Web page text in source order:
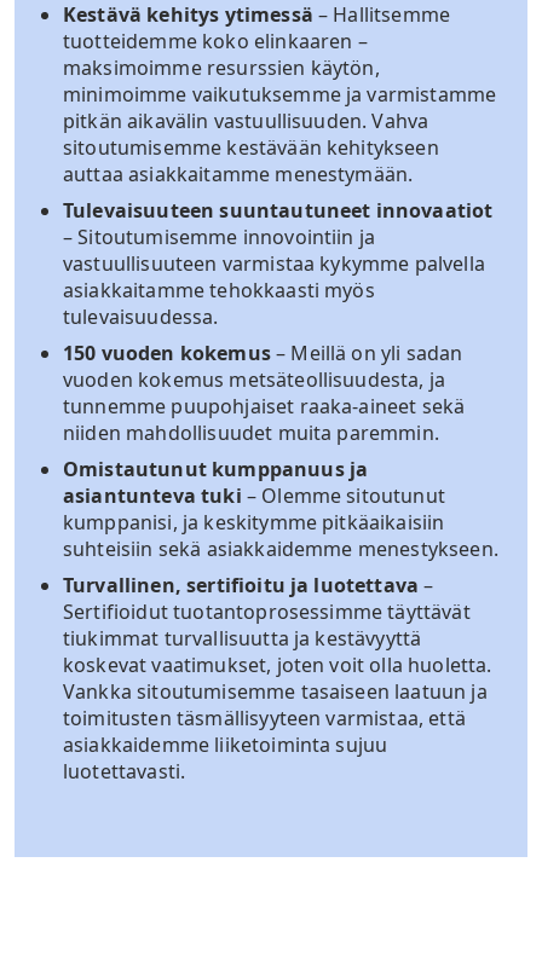
Kestävä kehitys ytimessä – Hallitsemme
tuotteidemme koko elinkaaren –
maksimoimme resurssien käytön,
minimoimme vaikutuksemme ja varmistamme
pitkän aikavälin vastuullisuuden. Vahva
sitoutumisemme kestävään kehitykseen
auttaa asiakkaitamme menestymään.
Tulevaisuuteen suuntautuneet innovaatiot
– Sitoutumisemme innovointiin ja
vastuullisuuteen varmistaa kykymme palvella
asiakkaitamme tehokkaasti myös
tulevaisuudessa.
150 vuoden kokemus– Meillä on yli sadan
vuoden kokemus metsäteollisuudesta, ja
tunnemme puupohjaiset raaka-aineet sekä
niiden mahdollisuudet muita paremmin.
Omistautunut kumppanuus ja
asiantunteva tuki – Olemme sitoutunut
kumppanisi, ja keskitymme pitkäaikaisiin
suhteisiin sekä asiakkaidemme menestykseen.
Turvallinen, sertifioitu ja luotettava –
Sertifioidut tuotantoprosessimme täyttävät
tiukimmat turvallisuutta ja kestävyyttä
koskevat vaatimukset, joten voit olla huoletta.
Vankka sitoutumisemme tasaiseen laatuun ja
toimitusten täsmällisyyteen varmistaa, että
asiakkaidemme liiketoiminta sujuu
luotettavasti.